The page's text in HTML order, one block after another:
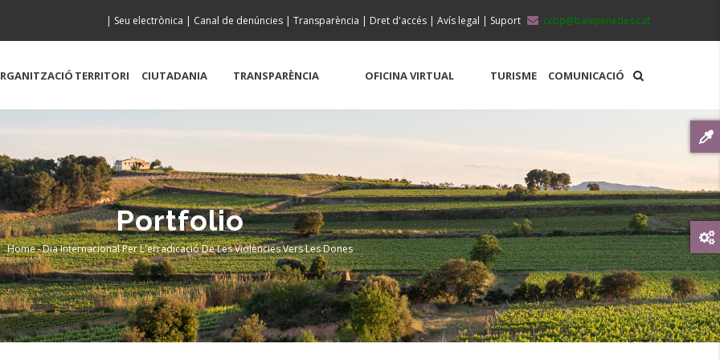
ccbp@baixpenedes.cat
| Seu electrònica | Canal de denúncies | Transparència | Dret d'accés | Avís legal | Suport
TERRITORI CIUTADANIA TRANSPARÈNCIA OFICINA VIRTUAL TURISME COMUNICACIÓ
Portfolio
Breadcrumb
Home-Dia Internacional Per L'erradicació De Les Violències Vers Les Dones